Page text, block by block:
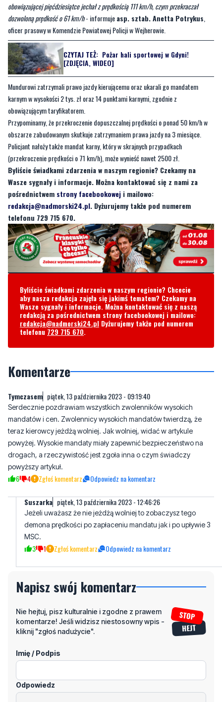
obowiązującej pięćdziesiątce jechał z prędkością 111 km/h, czym przekraczał
dozwoloną prędkość o 61 km/h- informujeasp. sztab. Anetta Potrykus
oficer prasowy w Komendzie Powiatowej Policji w Wejherowie.
CZYTAJ TEŻ: Pożar hali sportowej w Gdyni!
[ZDJĘCIA, WIDEO]
Mundurowi zatrzymali prawo jazdy kierującemu oraz ukarali go mandatem
karnym w wysokości 2 tys. zł oraz 14 punktami karnymi, zgodnie z
obowiązującym taryfikatorem.
Przypominamy, że przekroczenie dopuszczalnej prędkości o ponad 50 km/h w
obszarze zabudowanym skutkuje zatrzymaniem prawa jazdy na 3 miesiące.
Policjant nałoży także mandat karny, który w skrajnych przypadkach
(przekroczenie prędkości o 71 km/h), może wynieść nawet 2500 zł.
Byliście świadkami zdarzenia w naszym regionie? Czekamy na
Wasze sygnały i informacje. Można kontaktować się z nami za
pośrednictwem strony facebookowej i mailowo:
redakcja@nadmorski24.pl. Dyżurujemy także pod numerem
telefonu 729 715 670.
Byliście świadkami zdarzenia w naszym regionie? Chcecie
aby nasza redakcja zajęła się jakimś tematem? Czekamy na
Wasze sygnały i informacje. Można kontaktować się z naszą
redakcją za pośrednictwem strony facebookowej i mailowo:
redakcja@nadmorski24.pl Dyżurujemy także pod numerem
telefonu 729 715 670.
Komentarze
Tymczasem piątek, 13 października 2023 - 09:19:40
Serdecznie pozdrawiam wszystkich zwolenników wysokich
mandatów i cen. Zwolennicy wysokich mandatów twierdzą, że
teraz kierowcy jeżdżą wolniej. Jak wolniej, widać w artykule
powyżej. Wysokie mandaty miały zapewnić bezpieczeństwo na
drogach, a rzeczywistość jest zgoła inna o czym świadczy
powyższy artykuł.
6 4 Zgłoś komentarz Odpowiedz na komentarz
Suszarka piątek, 13 października 2023 - 12:46:26
Jeżeli uważasz że nie jeżdżą wolniej to zobaczysz tego
demona prędkości po zapłaceniu mandatu jak i po upływie 3
MSC.
3 1 Zgłoś komentarz Odpowiedz na komentarz
Napisz swój komentarz
Nie hejtuj, pisz kulturalnie i zgodne z prawem
komentarze! Jeśli widzisz niestosowny wpis -
kliknij "zgłoś nadużycie".
Imię / Podpis
Odpowiedz